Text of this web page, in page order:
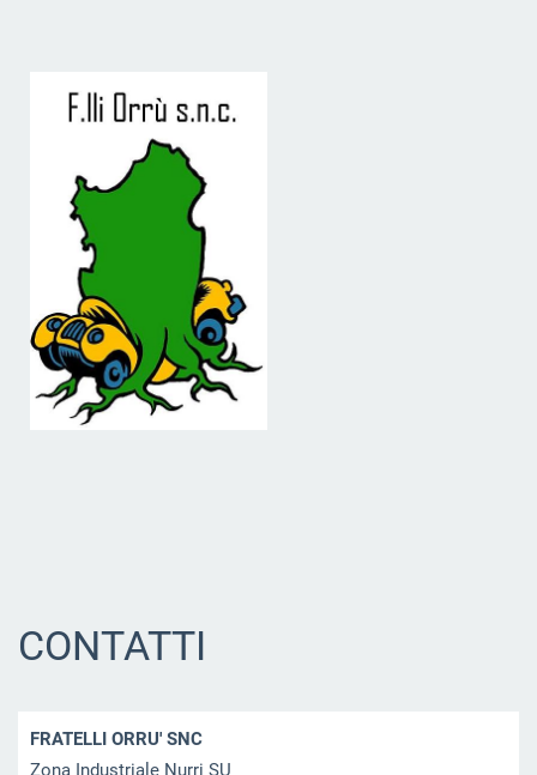
CONTATTI
FRATELLI ORRU' SNC
Zona Industriale Nurri SU